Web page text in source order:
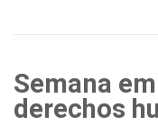
Semana
derechos